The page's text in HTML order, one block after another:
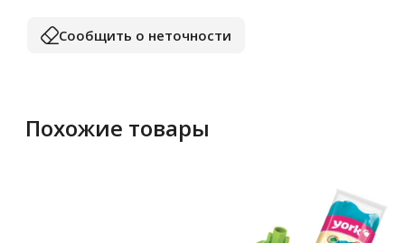
Сообщить о неточности
Похожие товары